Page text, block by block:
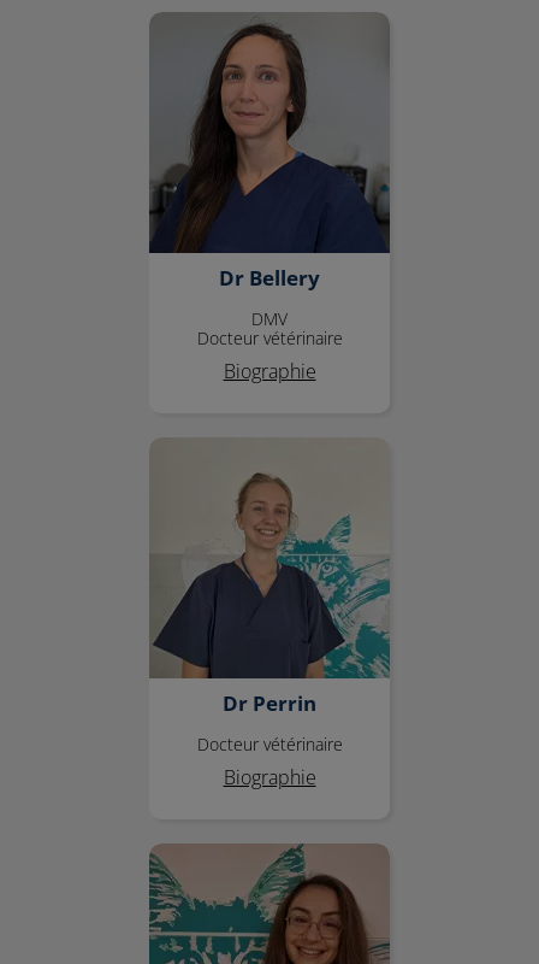
Dr Bellery
Dr Bellery
DMV
Docteur vétérinaire
Biographie
Dr Perrin
Docteur vétérinaire
Biographie
Dr Prigent